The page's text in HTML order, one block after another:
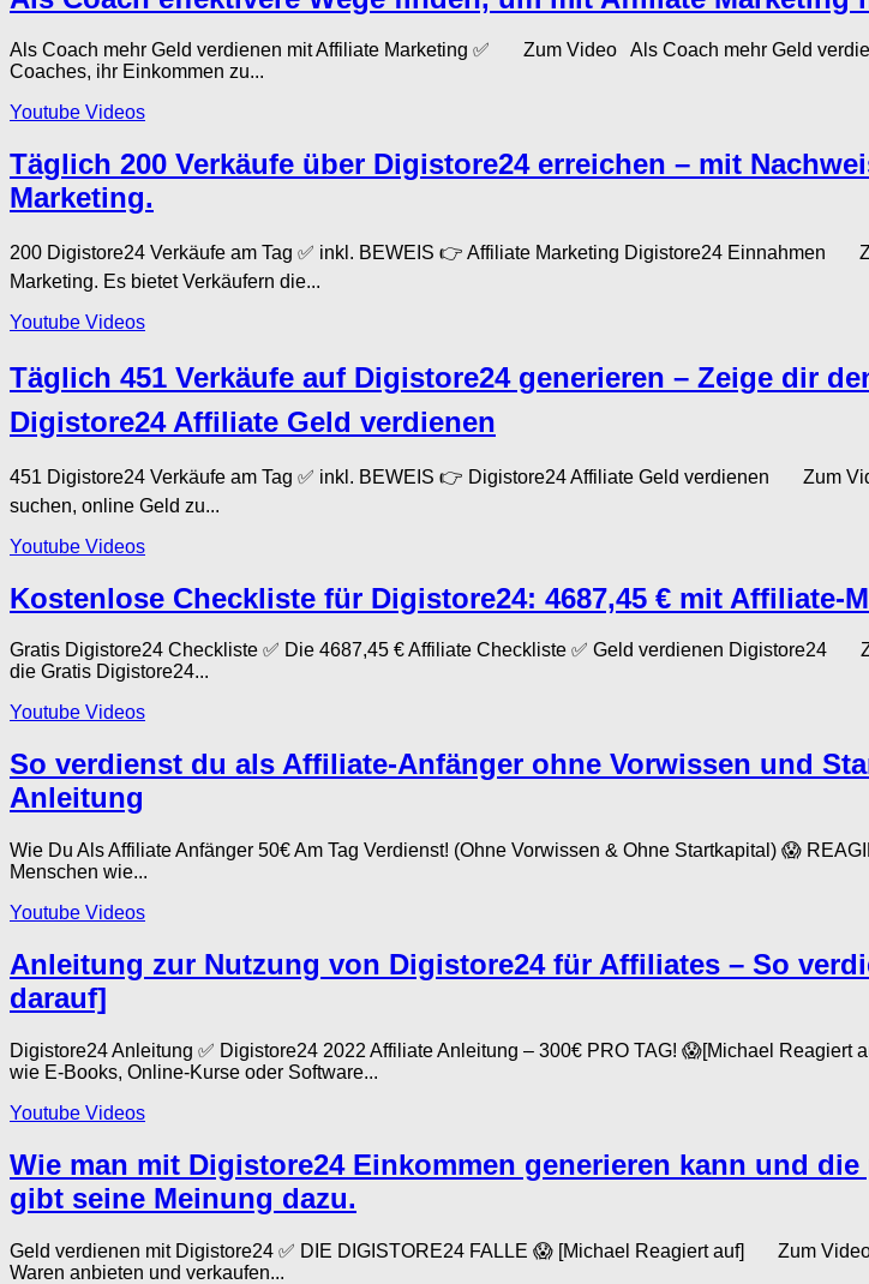
Als Coach mehr Geld verdienen mit Affiliate Marketing ✅ Zum Video Als Coach mehr Geld
Coaches, ihr Einkommen zu...
Youtube Videos
Täglich 200 Verkäufe über Digistore24 erreichen – mit
Marketing.
200 Digistore24 Verkäufe am Tag ✅ inkl. BEWEIS 👉 Affiliate Marketing Digistore24 Einnahmen
Marketing. Es bietet Verkäufern die...
Youtube Videos
Täglich 451 Verkäufe auf Digistore24 generieren – Zeige dir
Digistore24 Affiliate Geld verdienen
451 Digistore24 Verkäufe am Tag ✅ inkl. BEWEIS 👉 Digistore24 Affiliate Geld verdienen Zum
suchen, online Geld zu...
Youtube Videos
Kostenlose Checkliste für Digistore24: 4687,45 € mit Affiliate-
Gratis Digistore24 Checkliste ✅ Die 4687,45 € Affiliate Checkliste ✅ Geld verdienen
die Gratis Digistore24...
Youtube Videos
So verdienst du als Affiliate-Anfänger ohne Vorwissen und
Anleitung
Wie Du Als Affiliate Anfänger 50€ Am Tag Verdienst! (Ohne Vorwissen & Ohne Startkapital) 😱
Menschen wie...
Youtube Videos
Anleitung zur Nutzung von Digistore24 für Affiliates – So
darauf]
Digistore24 Anleitung ✅ Digistore24 2022 Affiliate Anleitung – 300€ PRO TAG! 😱[Michael
wie E-Books, Online-Kurse oder Software...
Youtube Videos
Wie man mit Digistore24 Einkommen generieren kann und
gibt seine Meinung dazu.
Geld verdienen mit Digistore24 ✅ DIE DIGISTORE24 FALLE 😱 [Michael Reagiert auf] Zum
Waren anbieten und verkaufen...